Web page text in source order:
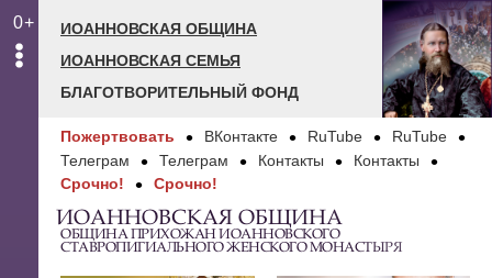
0+
ИОАННОВСКАЯ ОБЩИНА
ИОАННОВСКАЯ СЕМЬЯ
БЛАГОТВОРИТЕЛЬНЫЙ ФОНД
Пожертвовать ВКонтакте RuTube
RuTube
Телеграм
Телеграм Контакты
Контакты
Срочно!
Срочно!
ИОАННОВСКАЯ ОБЩИНА
ОБЩИНА ПРИХОЖАН ИОАННОВСКОГО
СТАВРОПИГИАЛЬНОГО ЖЕНСКОГО МОНАСТЫРЯ